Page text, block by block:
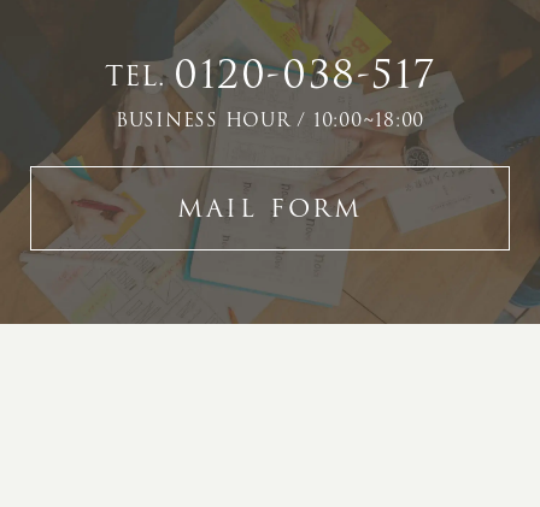
TEL.0120-038-517
BUSINESS HOUR / 10:00~18:00
MAIL FORM